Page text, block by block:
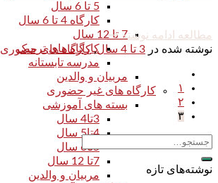
5 تا 6 سال
کارگاه 4 تا 6 سال
7 تا 12 سال
کارگاه های ترمیک
مدرسه تابستانه
مربیان و والدین
کارگاه های غیر حضوری
بسته های آموزشی
3تا4 سال
4تا5 سال
5تا6 سال
7تا 12 سال
مربیان و والدین
مطالعه ادامه نوشته →
نوشته شده در 3 تا 4 سال ,کارگاه های حضوری
۱
۲
۳
نوشته‌های تازه